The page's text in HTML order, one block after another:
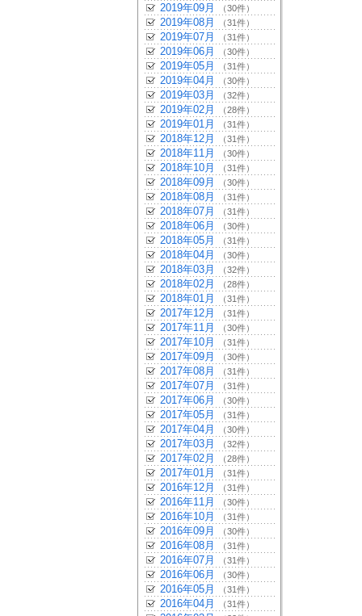
2019年09月 （30件）
2019年08月 （31件）
2019年07月 （31件）
2019年06月 （30件）
2019年05月 （31件）
2019年04月 （30件）
2019年03月 （32件）
2019年02月 （28件）
2019年01月 （31件）
2018年12月 （31件）
2018年11月 （30件）
2018年10月 （31件）
2018年09月 （30件）
2018年08月 （31件）
2018年07月 （31件）
2018年06月 （30件）
2018年05月 （31件）
2018年04月 （30件）
2018年03月 （32件）
2018年02月 （28件）
2018年01月 （31件）
2017年12月 （31件）
2017年11月 （30件）
2017年10月 （31件）
2017年09月 （30件）
2017年08月 （31件）
2017年07月 （31件）
2017年06月 （30件）
2017年05月 （31件）
2017年04月 （30件）
2017年03月 （32件）
2017年02月 （28件）
2017年01月 （31件）
2016年12月 （31件）
2016年11月 （30件）
2016年10月 （31件）
2016年09月 （30件）
2016年08月 （31件）
2016年07月 （31件）
2016年06月 （30件）
2016年05月 （31件）
2016年04月 （31件）